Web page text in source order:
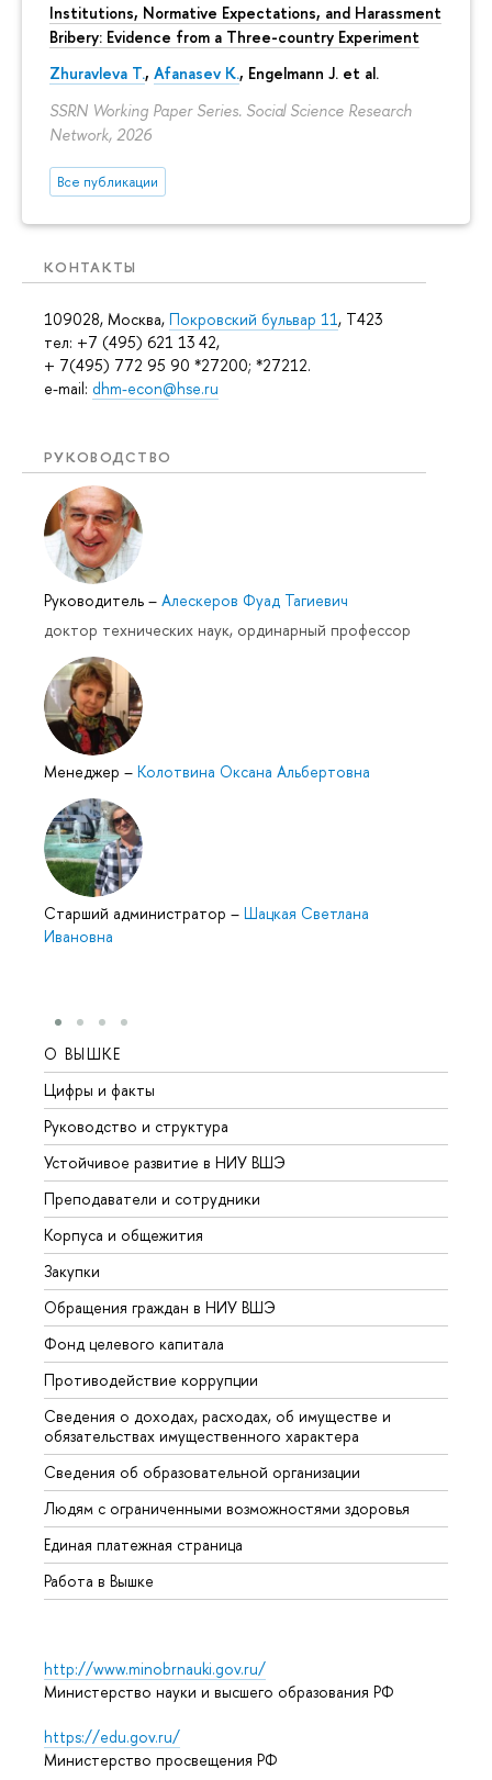
Institutions, Normative Expectations, and Harassment
Bribery: Evidence from a Three-country Experiment
Zhuravleva T., Afanasev K., Engelmann J. et al.
SSRN Working Paper Series. Social Science Research
Network, 2026
Все публикации
КОНТАКТЫ
109028, Москва, Покровский бульвар 11, T423
тел: +7 (495) 621 13 42,
+ 7(495) 772 95 90 *27200; *27212.
e-mail: dhm-econ@hse.ru
РУКОВОДСТВО
Руководитель – Алескеров Фуад Тагиевич
доктор технических наук, ординарный профессор
Менеджер – Колотвина Оксана Альбертовна
Cтарший администратор – Шацкая Светлана
Ивановна
О ВЫШКЕ
Цифры и факты
Руководство и структура
Устойчивое развитие в НИУ ВШЭ
Преподаватели и сотрудники
Корпуса и общежития
Закупки
Обращения граждан в НИУ ВШЭ
Фонд целевого капитала
Противодействие коррупции
Сведения о доходах, расходах, об имуществе и
обязательствах имущественного характера
Сведения об образовательной организации
Людям с ограниченными возможностями здоровья
Единая платежная страница
Работа в Вышке
http://www.minobrnauki.gov.ru/
Министерство науки и высшего образования РФ
https://edu.gov.ru/
Министерство просвещения РФ